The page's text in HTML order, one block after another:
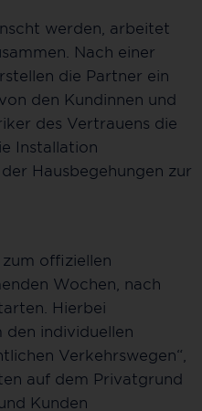
werden, arbeitet
Nach einer
die Partner ein
den Kundinnen und
des Vertrauens die
Installation
Hausbegehungen zur
offiziellen
Wochen, nach
Hierbei
individuellen
Verkehrswegen“,
auf dem Privatgrund
Kunden